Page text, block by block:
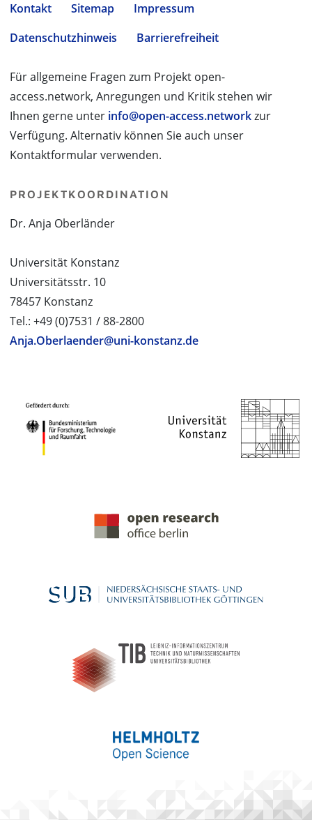
Kontakt Sitemap
Impressum
Datenschutzhinweis
Barrierefreiheit
Für allgemeine Fragen zum Projekt open-
access.network, Anregungen und Kritik stehen wir
Ihnen gerne unter info@open-access.networkzur
Verfügung. Alternativ können Sie auch unser
Kontaktformular verwenden.
PROJEKTKOORDINATION
Dr. Anja Oberländer
Universität Konstanz
Universitätsstr. 10
78457 Konstanz
Tel.: +49 (0)7531 / 88-2800
Anja.Oberlaender@uni-konstanz.de